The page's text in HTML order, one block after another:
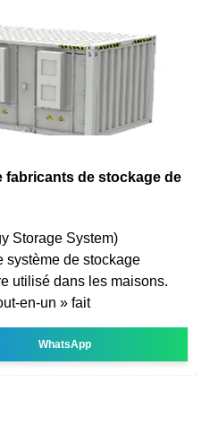
fabricants de stockage de
Storage System)
système de stockage
utilisé dans les maisons.
en-un » fait
WhatsApp